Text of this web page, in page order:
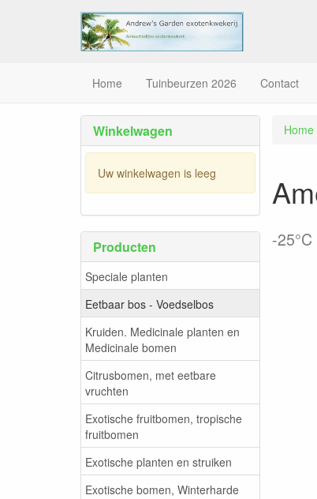
Home Tuinbeurzen 2026 Contact
Winkelwagen
Uw winkelwagen is leeg
Producten
Speciale planten
Eetbaar bos - Voedselbos
Kruiden. Medicinale planten en
Medicinale bomen
Citrusbomen, met eetbare
vruchten
Exotische fruitbomen, tropische
fruitbomen
Exotische planten en struiken
Exotische bomen, Winterharde
Home
-25°C